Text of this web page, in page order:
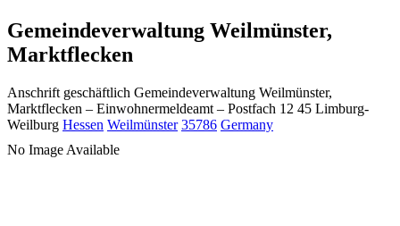
Gemeindeverwaltung Weilmünster,
Marktflecken
Anschrift geschäftlich Gemeindeverwaltung Weilmünster,
Marktflecken – Einwohnermeldeamt – Postfach 12 45 Limburg-
Weilburg Hessen Weilmünster 35786 Germany
No Image Available